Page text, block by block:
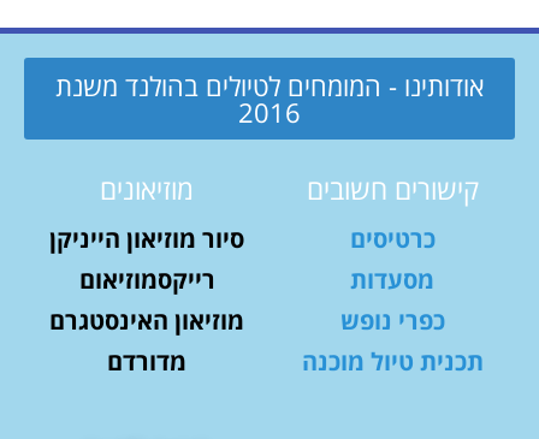
אודותינו - המומחים לטיולים בהולנד משנת
2016
קישורים חשובים
כרטיסים
מסעדות
כפרי נופש
תכנית טיול מוכנה
מוזיאונים
סיור מוזיאון הייניקן
רייקסמוזיאום
מוזיאון האינסטגרם
מדורדם